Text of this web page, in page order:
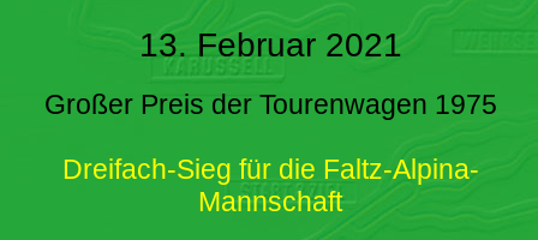
13. Februar 2021
Großer Preis der Tourenwagen 1975
Dreifach-Sieg für die Faltz-Alpina-
Mannschaft